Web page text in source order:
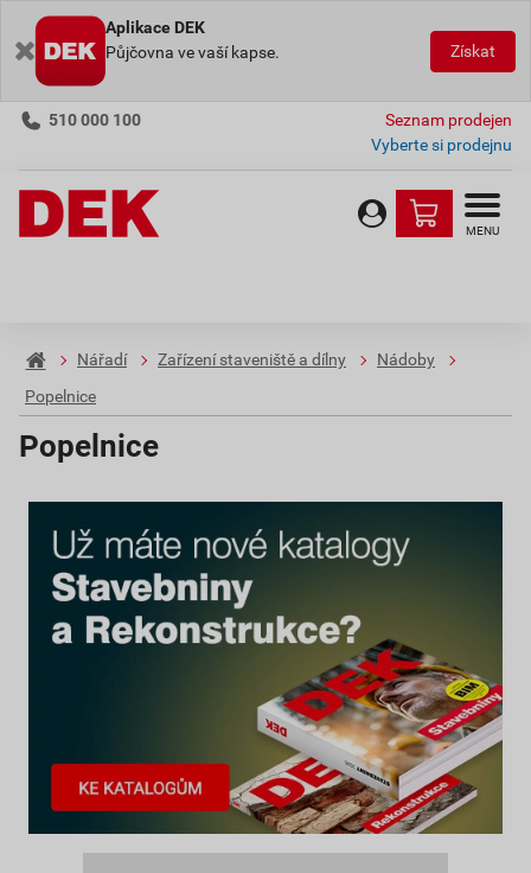
Aplikace DEK
Půjčovna ve vaší kapse.
Získat
510 000 100
Seznam prodejen
Vyberte si prodejnu
MENU
Nářadí Zařízení staveniště a dílny
Nádoby
Popelnice
Popelnice